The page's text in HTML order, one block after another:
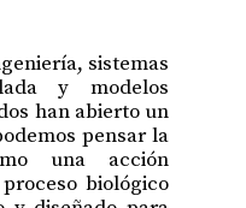
sistemas
y modelos
han abierto un
pensar la
una acción
biológico